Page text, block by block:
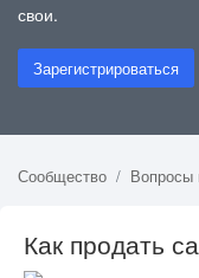
свои.
Зарегистрироваться
Сообщество Вопросы
Как продать